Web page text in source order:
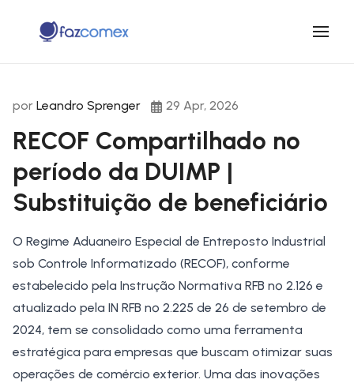
por Leandro Sprenger 29 Apr, 2026
RECOF Compartilhado no
período da DUIMP |
Substituição de beneficiário​
O Regime Aduaneiro Especial de Entreposto Industrial
sob Controle Informatizado (RECOF), conforme
estabelecido pela Instrução Normativa RFB nº 2.126 e
atualizado pela IN RFB nº 2.225 de 26 de setembro de
2024, tem se consolidado como uma ferramenta
estratégica para empresas que buscam otimizar suas
operações de comércio exterior. Uma das inovações